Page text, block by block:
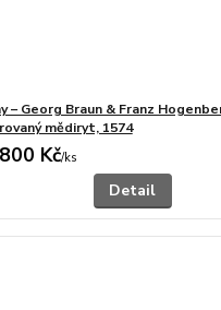
– Georg Braun & Franz
mědiryt, 1574
Kč/ks
Detail